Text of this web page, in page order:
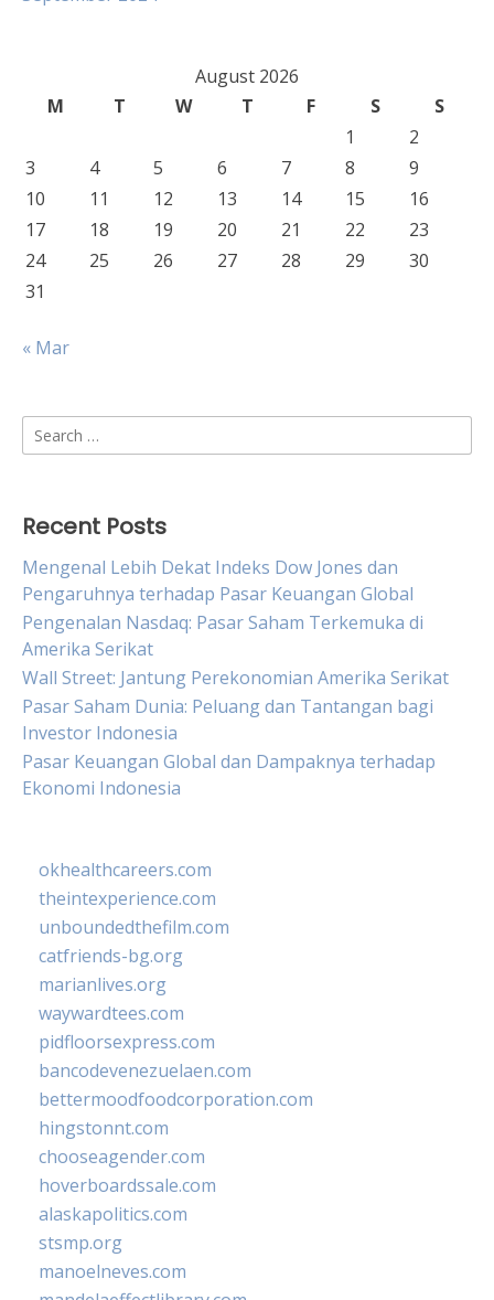
August 2026
M
T W T F S
S
1
2
3
4 5 6 7 8
9
10
11 12 13 14 15
16
17
18 19 20 21 22
23
24
25 26 27 28 29
30
31
« Mar
Search
for:
Recent Posts
Mengenal Lebih Dekat Indeks Dow Jones dan
Pengaruhnya terhadap Pasar Keuangan Global
Pengenalan Nasdaq: Pasar Saham Terkemuka di
Amerika Serikat
Wall Street: Jantung Perekonomian Amerika Serikat
Pasar Saham Dunia: Peluang dan Tantangan bagi
Investor Indonesia
Pasar Keuangan Global dan Dampaknya terhadap
Ekonomi Indonesia
okhealthcareers.com
theintexperience.com
unboundedthefilm.com
catfriends-bg.org
marianlives.org
waywardtees.com
pidfloorsexpress.com
bancodevenezuelaen.com
bettermoodfoodcorporation.com
hingstonnt.com
chooseagender.com
hoverboardssale.com
alaskapolitics.com
stsmp.org
manoelneves.com